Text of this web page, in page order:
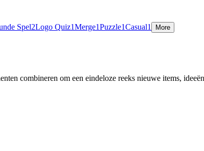
Spel2Logo Quiz1Merge1Puzzle1Casual1 More
combineren om een eindeloze reeks nieuwe items,